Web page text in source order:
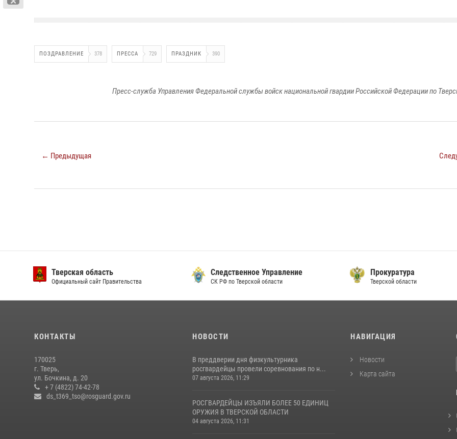
ПОЗДРАВЛЕНИЕ 378 ПРЕССА 729 ПРАЗДНИК 390
Пресс-служба Управления Федеральной службы войск национальной гвардии Российской Федерации по
← Предыдущая
Тверская область
Официальный сайт Правительства
Следственное Управление
СК РФ по Тверской области
Прокуратура
Тверской области
КОНТАКТЫ
170025
г. Тверь,
ул. Бочкина, д. 20
+ 7 (4822) 74-42-78
ds_t369_tso@rosguard.gov.ru
НОВОСТИ
В преддверии дня физкультурника
росгвардейцы провели соревнования по н...
07 августа 2026, 11:29
РОСГВАРДЕЙЦЫ ИЗЪЯЛИ БОЛЕЕ 50 ЕДИНИЦ
ОРУЖИЯ В ТВЕРСКОЙ ОБЛАСТИ
04 августа 2026, 11:31
НАВИГАЦИЯ
Новости
Карта сайта